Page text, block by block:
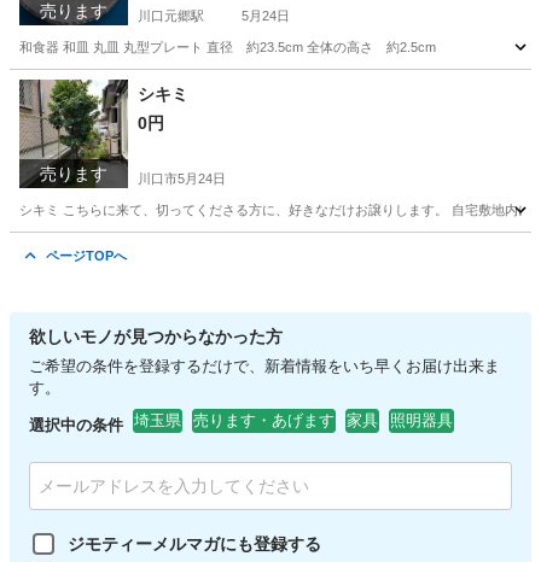
売ります 川口元郷駅 5月24日
和食器 和皿 丸皿 丸型プレート 直径 約23.5cm 全体の高さ 約2.5cm
埼玉 川口市 川口元郷駅
売ります
シキミ
0円
川口市5月24日
シキミ こちらに来て、切ってくださる方に、好きなだけお譲りします。 自宅敷地内
ページTOPへ
欲しいモノが見つからなかった方
ご希望の条件を登録するだけで、新着情報をいち早くお届け出来ま
す。
選択中の条件 埼玉県 売ります・あげます 家具 照明器具
ジモティーメルマガにも登録する